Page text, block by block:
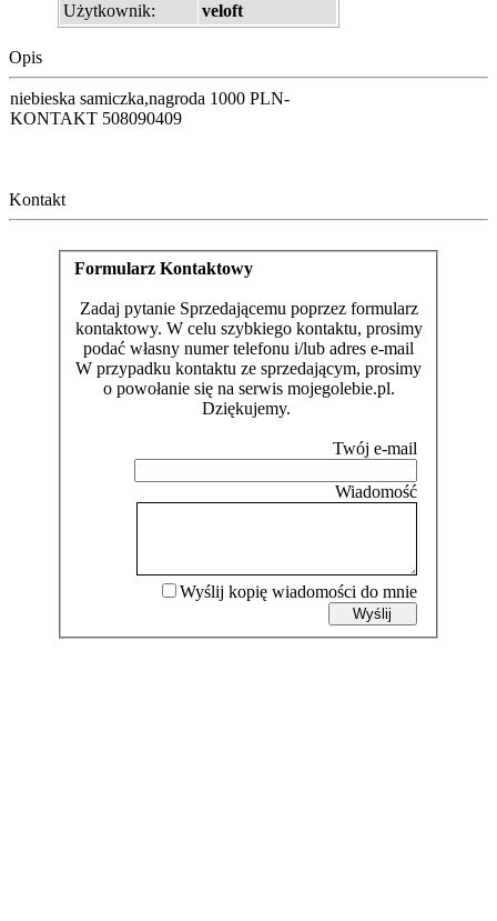
Użytkownik:
veloft
Opis
niebieska samiczka,nagroda 1000 PLN-
KONTAKT 508090409
Kontakt
Formularz Kontaktowy
Zadaj pytanie Sprzedającemu poprzez formularz
kontaktowy. W celu szybkiego kontaktu, prosimy
podać własny numer telefonu i/lub adres e-mail
W przypadku kontaktu ze sprzedającym, prosimy
o powołanie się na serwis mojegolebie.pl.
Dziękujemy.
Wiadomość
Wyślij kopię wiadomości do mnie